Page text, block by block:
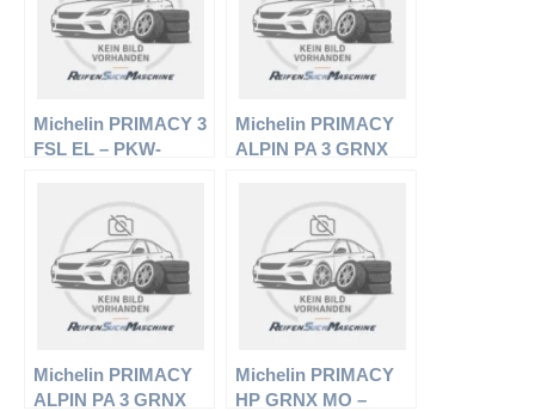
Michelin PRIMACY 3
FSL EL – PKW-
Michelin PRIMACY
ALPIN PA 3 GRNX
Winterreifen
Michelin PRIMACY
ALPIN PA 3 GRNX
Michelin PRIMACY
HP GRNX MO –